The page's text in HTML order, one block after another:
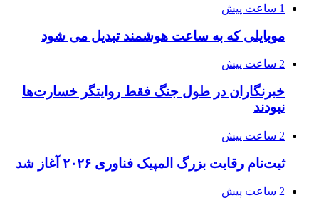
1 ساعت پیش
موبایلی که به ساعت هوشمند تبدیل می شود
2 ساعت پیش
خبرنگاران در طول جنگ فقط روایتگر خسارت‌ها
نبودند
2 ساعت پیش
ثبت‌نام رقابت بزرگ المپیک فناوری ۲۰۲۶ آغاز شد
2 ساعت پیش